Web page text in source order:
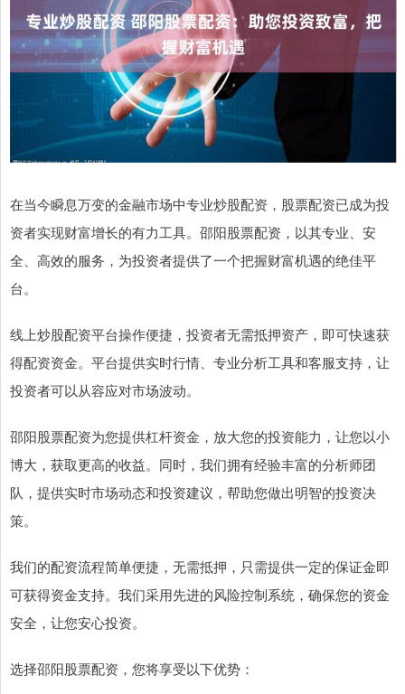
在当今瞬息万变的金融市场中专业炒股配资，股票配资已成为投
资者实现财富增长的有力工具。邵阳股票配资，以其专业、安
全、高效的服务，为投资者提供了一个把握财富机遇的绝佳平
台。
线上炒股配资平台操作便捷，投资者无需抵押资产，即可快速获
得配资资金。平台提供实时行情、专业分析工具和客服支持，让
投资者可以从容应对市场波动。
邵阳股票配资为您提供杠杆资金，放大您的投资能力，让您以小
博大，获取更高的收益。同时，我们拥有经验丰富的分析师团
队，提供实时市场动态和投资建议，帮助您做出明智的投资决
策。
我们的配资流程简单便捷，无需抵押，只需提供一定的保证金即
可获得资金支持。我们采用先进的风险控制系统，确保您的资金
安全，让您安心投资。
选择邵阳股票配资，您将享受以下优势：